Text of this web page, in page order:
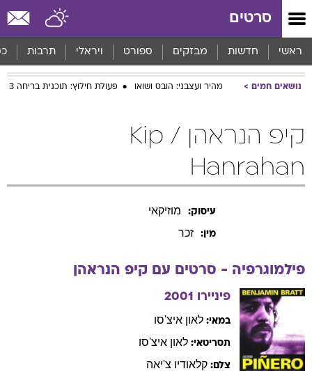
סרטים
ראשי חדשות מבזקים ספורט ויראלי תרבות
נושאים חמים מהיר ועצבני: הובס ושואו פעולת חילוץ: תוכנית בריחה 3
קיפ הנראהן / Kip
Hanrahan
עיסוק: מוזיקאי
מין: זכר
פילמוגרפיה - סרטים עם קיפ הנראהן
פיניירו 2001
במאי: לאון איצ'סו
תסריטאי: לאון איצ'סו
צלם: קלאודיו צ'יאה